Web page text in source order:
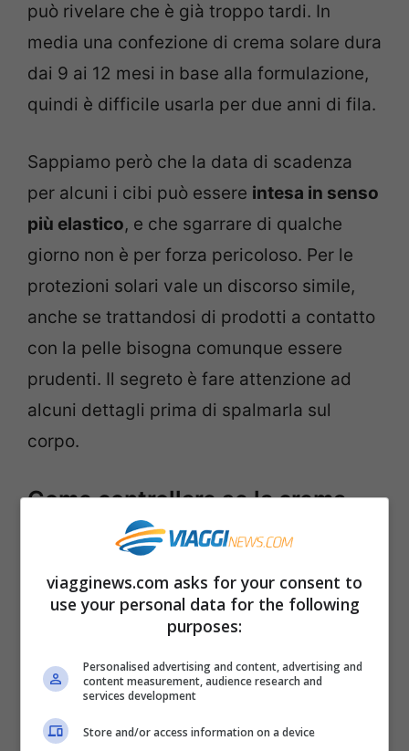
può rivelare che è già troppo tardi. In
media una confezione di crema solare dura
dai 9 ai 12 mesi in base alla formulazione,
quindi è difficile usarla per due anni di fila.
Sappiamo però che la data di scadenza
per alcuni i cibi può essere intesa in senso
più elastico, e che sgarrare di qualche
giorno non è per forza pericoloso. Per le
protezioni solari vale un discorso simile,
anche se trattandosi di prodotti a contatto
con la pelle bisogna comunque essere
prudenti. Il segreto è fare attenzione ad
alcuni dettagli prima di spalmarla sul
corpo.
Come controllare se la crema
solare è sicura
Secondo dei test condotti in laboratorio la
maggior parte dei prodotti per la
di scadenza. Se la confezione è tenuta ben
chiusa e conservata secondo le indicazioni
anzi la si può usare per ben14 mesi oltre il
viagginews.com asks for your consent to
use your personal data for the following
purposes:
Personalised advertising and content, advertising and
content measurement, audience research and
services development
Store and/or access information on a device